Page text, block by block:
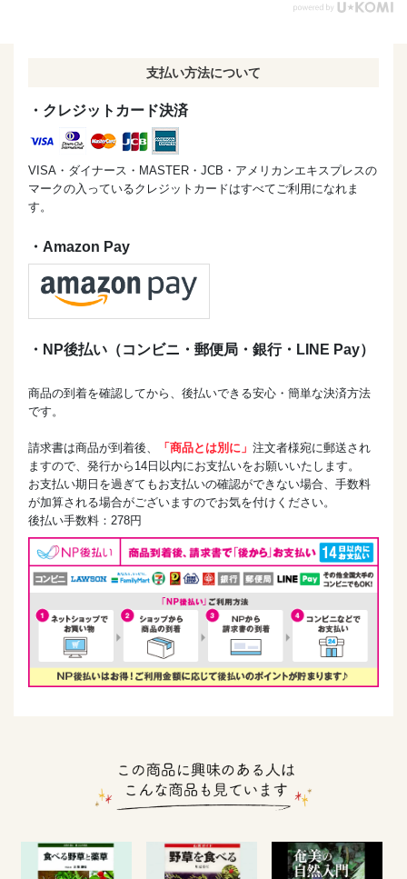
支払い方法について
・クレジットカード決済
VISA・ダイナース・MASTER・JCB・アメリカンエキスプレスの
マークの入っているクレジットカードはすべてご利用になれま
す。
・Amazon Pay
・NP後払い（コンビニ・郵便局・銀行・LINE Pay）
商品の到着を確認してから、後払いできる安心・簡単な決済方法
です。
請求書は商品が到着後、 「商品とは別に」 注文者様宛に郵送され
ますので、発行から14日以内にお支払いをお願いいたします。
お支払い期日を過ぎてもお支払いの確認ができない場合、手数料
が加算される場合がございますのでお気を付けください。
後払い手数料：278円